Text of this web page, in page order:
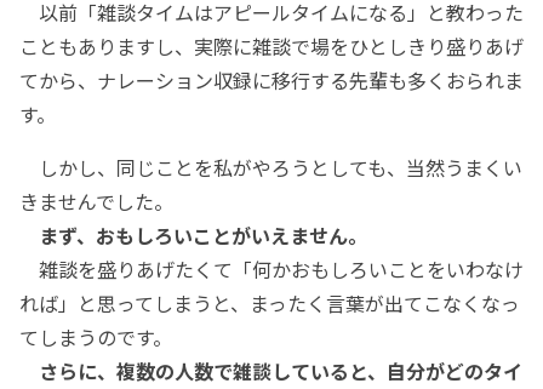
以前「雑談タイムはアピールタイムになる」と教わった
こともありますし、実際に雑談で場をひとしきり盛りあげ
てから、ナレーション収録に移行する先輩も多くおられま
す。
しかし、同じことを私がやろうとしても、当然うまくい
きませんでした。
まず、おもしろいことがいえません。
雑談を盛りあげたくて「何かおもしろいことをいわなけ
れば」と思ってしまうと、まったく言葉が出てこなくなっ
てしまうのです。
さらに、複数の人数で雑談していると、自分がどのタイ